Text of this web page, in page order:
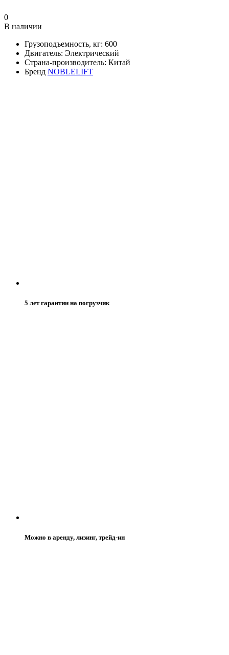
0
В наличии
Грузоподъемность, кг: 600
Двигатель: Электрический
Страна-производитель: Китай
Бренд NOBLELIFT
5 лет гарантии на погрузчик
Можно в аренду, лизинг, трейд-ин